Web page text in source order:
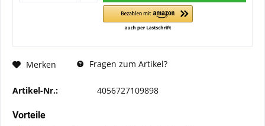
Merken Fragen zum Artikel?
Artikel-Nr.: 4056727109898
Vorteile